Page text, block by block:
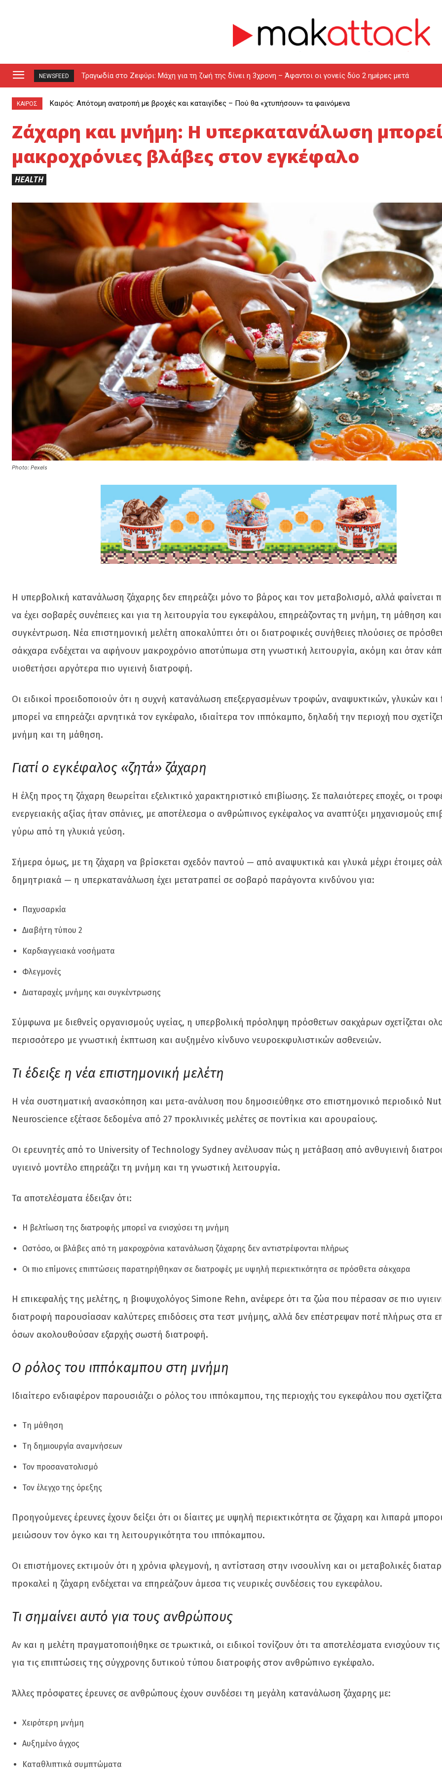
NEWSFEED Τραγωδία στο Ζεφύρι: Μάχη για τη ζωή της δίνει η 3χρονη – Άφαντοι οι γονείς δύο 2 ημέρες μετά
ΚΑΙΡΟΣ Καιρός: Απότομη ανατροπή με βροχές και καταιγίδες – Πού θα «χτυπήσουν» τα φαινόμενα
Ζάχαρη και μνήμη: Η υπερκατανάλωση
μακροχρόνιες βλάβες στον εγκέφαλο
HEALTH
Photo: Pexels
Η υπερβολική κατανάλωση ζάχαρης δεν επηρεάζει μόνο το βάρος και τον μεταβολισμό, αλλά φαίνεται
να έχει σοβαρές συνέπειες και για τη λειτουργία του εγκεφάλου, επηρεάζοντας τη μνήμη, τη μάθηση
συγκέντρωση. Νέα επιστημονική μελέτη αποκαλύπτει ότι οι διατροφικές συνήθειες πλούσιες σε
σάκχαρα ενδέχεται να αφήνουν μακροχρόνιο αποτύπωμα στη γνωστική λειτουργία, ακόμη και όταν
υιοθετήσει αργότερα πιο υγιεινή διατροφή.
Οι ειδικοί προειδοποιούν ότι η συχνή κατανάλωση επεξεργασμένων τροφών, αναψυκτικών, γλυκών
μπορεί να επηρεάζει αρνητικά τον εγκέφαλο, ιδιαίτερα τον ιππόκαμπο, δηλαδή την περιοχή που
μνήμη και τη μάθηση.
Γιατί ο εγκέφαλος «ζητά» ζάχαρη
Η έλξη προς τη ζάχαρη θεωρείται εξελικτικό χαρακτηριστικό επιβίωσης. Σε παλαιότερες εποχές, οι
ενεργειακής αξίας ήταν σπάνιες, με αποτέλεσμα ο ανθρώπινος εγκέφαλος να αναπτύξει μηχανισμούς
γύρω από τη γλυκιά γεύση.
Σήμερα όμως, με τη ζάχαρη να βρίσκεται σχεδόν παντού — από αναψυκτικά και γλυκά μέχρι έτοιμες
δημητριακά — η υπερκατανάλωση έχει μετατραπεί σε σοβαρό παράγοντα κινδύνου για:
Παχυσαρκία
Διαβήτη τύπου 2
Καρδιαγγειακά νοσήματα
Φλεγμονές
Διαταραχές μνήμης και συγκέντρωσης
Σύμφωνα με διεθνείς οργανισμούς υγείας, η υπερβολική πρόσληψη πρόσθετων σακχάρων σχετίζεται
περισσότερο με γνωστική έκπτωση και αυξημένο κίνδυνο νευροεκφυλιστικών ασθενειών.
Τι έδειξε η νέα επιστημονική μελέτη
Η νέα συστηματική ανασκόπηση και μετα-ανάλυση που δημοσιεύθηκε στο επιστημονικό περιοδικό
Neuroscience εξέτασε δεδομένα από 27 προκλινικές μελέτες σε ποντίκια και αρουραίους.
Οι ερευνητές από το University of Technology Sydney ανέλυσαν πώς η μετάβαση από ανθυγιεινή
υγιεινό μοντέλο επηρεάζει τη μνήμη και τη γνωστική λειτουργία.
Τα αποτελέσματα έδειξαν ότι:
Η βελτίωση της διατροφής μπορεί να ενισχύσει τη μνήμη
Ωστόσο, οι βλάβες από τη μακροχρόνια κατανάλωση ζάχαρης δεν αντιστρέφονται πλήρως
Οι πιο επίμονες επιπτώσεις παρατηρήθηκαν σε διατροφές με υψηλή περιεκτικότητα σε πρόσθετα σάκχαρα
Η επικεφαλής της μελέτης, η βιοψυχολόγος Simone Rehn, ανέφερε ότι τα ζώα που πέρασαν σε πιο
διατροφή παρουσίασαν καλύτερες επιδόσεις στα τεστ μνήμης, αλλά δεν επέστρεψαν ποτέ πλήρως στα
όσων ακολουθούσαν εξαρχής σωστή διατροφή.
Ο ρόλος του ιππόκαμπου στη μνήμη
Ιδιαίτερο ενδιαφέρον παρουσιάζει ο ρόλος του ιππόκαμπου, της περιοχής του εγκεφάλου που
Τη μάθηση
Τη δημιουργία αναμνήσεων
Τον προσανατολισμό
Τον έλεγχο της όρεξης
Προηγούμενες έρευνες έχουν δείξει ότι οι δίαιτες με υψηλή περιεκτικότητα σε ζάχαρη και λιπαρά
μειώσουν τον όγκο και τη λειτουργικότητα του ιππόκαμπου.
Οι επιστήμονες εκτιμούν ότι η χρόνια φλεγμονή, η αντίσταση στην ινσουλίνη και οι μεταβολικές
προκαλεί η ζάχαρη ενδέχεται να επηρεάζουν άμεσα τις νευρικές συνδέσεις του εγκεφάλου.
Τι σημαίνει αυτό για τους ανθρώπους
Αν και η μελέτη πραγματοποιήθηκε σε τρωκτικά, οι ειδικοί τονίζουν ότι τα αποτελέσματα ενισχύουν τις
για τις επιπτώσεις της σύγχρονης δυτικού τύπου διατροφής στον ανθρώπινο εγκέφαλο.
Άλλες πρόσφατες έρευνες σε ανθρώπους έχουν συνδέσει τη μεγάλη κατανάλωση ζάχαρης με:
Χειρότερη μνήμη
Αυξημένο άγχος
Καταθλιπτικά συμπτώματα